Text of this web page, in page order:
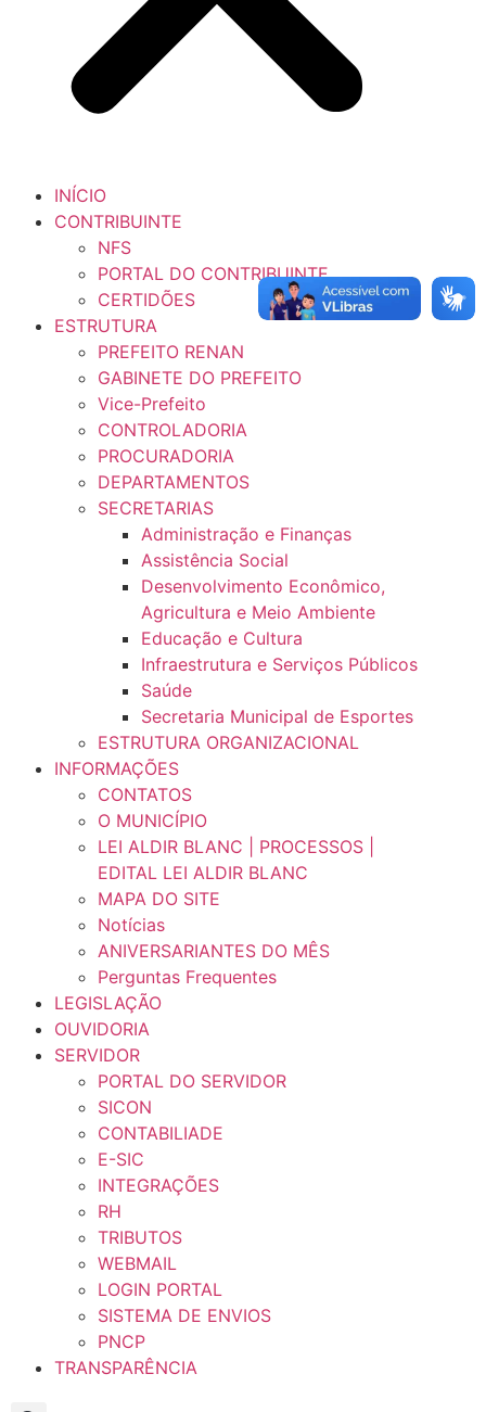
INÍCIO
CONTRIBUINTE
NFS
PORTAL DO CONTRIBUINTE
CERTIDÕES
ESTRUTURA
PREFEITO RENAN
GABINETE DO PREFEITO
Vice-Prefeito
CONTROLADORIA
PROCURADORIA
DEPARTAMENTOS
SECRETARIAS
Administração e Finanças
Assistência Social
Desenvolvimento Econômico,
Agricultura e Meio Ambiente
Educação e Cultura
Infraestrutura e Serviços Públicos
Saúde
Secretaria Municipal de Esportes
ESTRUTURA ORGANIZACIONAL
INFORMAÇÕES
CONTATOS
O MUNICÍPIO
LEI ALDIR BLANC | PROCESSOS |
EDITAL LEI ALDIR BLANC
MAPA DO SITE
Notícias
ANIVERSARIANTES DO MÊS
Perguntas Frequentes
LEGISLAÇÃO
OUVIDORIA
SERVIDOR
PORTAL DO SERVIDOR
SICON
CONTABILIADE
E-SIC
INTEGRAÇÕES
RH
TRIBUTOS
WEBMAIL
LOGIN PORTAL
SISTEMA DE ENVIOS
PNCP
TRANSPARÊNCIA